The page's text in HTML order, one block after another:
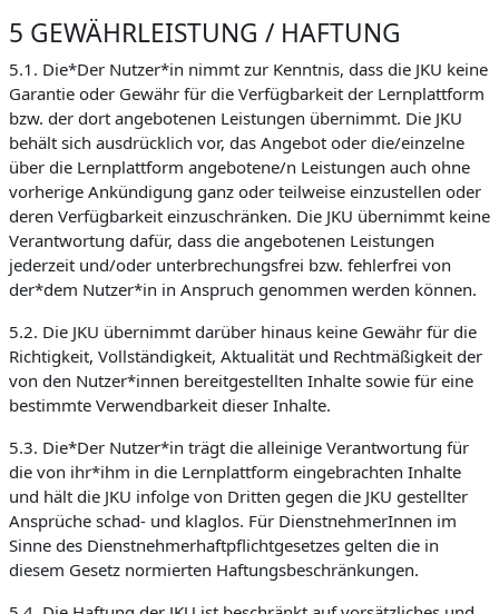
5 GEWÄHRLEISTUNG / HAFTUNG
5.1. Die*Der Nutzer*in nimmt zur Kenntnis, dass die JKU keine
Garantie oder Gewähr für die Verfügbarkeit der Lernplattform
bzw. der dort angebotenen Leistungen übernimmt. Die JKU
behält sich ausdrücklich vor, das Angebot oder die/einzelne
über die Lernplattform angebotene/n Leistungen auch ohne
vorherige Ankündigung ganz oder teilweise einzustellen oder
deren Verfügbarkeit einzuschränken. Die JKU übernimmt keine
Verantwortung dafür, dass die angebotenen Leistungen
jederzeit und/oder unterbrechungsfrei bzw. fehlerfrei von
der*dem Nutzer*in in Anspruch genommen werden können.
5.2. Die JKU übernimmt darüber hinaus keine Gewähr für die
Richtigkeit, Vollständigkeit, Aktualität und Rechtmäßigkeit der
von den Nutzer*innen bereitgestellten Inhalte sowie für eine
bestimmte Verwendbarkeit dieser Inhalte.
5.3. Die*Der Nutzer*in trägt die alleinige Verantwortung für
die von ihr*ihm in die Lernplattform eingebrachten Inhalte
und hält die JKU infolge von Dritten gegen die JKU gestellter
Ansprüche schad- und klaglos. Für DienstnehmerInnen im
Sinne des Dienstnehmerhaftpflichtgesetzes gelten die in
diesem Gesetz normierten Haftungsbeschränkungen.